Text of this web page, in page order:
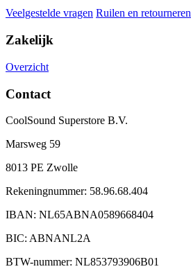
Veelgestelde vragen Ruilen en retourneren
Zakelijk
Overzicht
Contact
CoolSound Superstore B.V.
Marsweg 59
8013 PE Zwolle
Rekeningnummer: 58.96.68.404
IBAN: NL65ABNA0589668404
BIC: ABNANL2A
BTW-nummer: NL853793906B01